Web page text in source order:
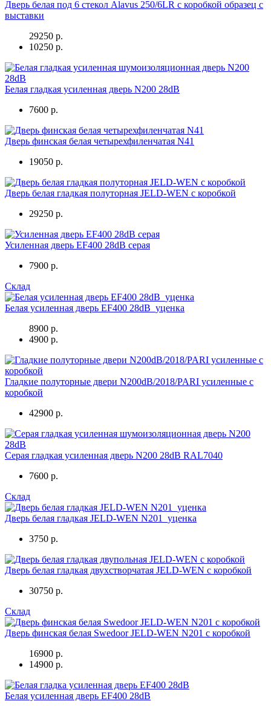
Дверь белая под 6 стекол Alavus 250/6LR с коробкой образец с
выставки
29250 р.
10250 р.
Белая гладкая усиленная дверь N200 28dB
7600 р.
Дверь финская белая четырехфиленчатая N41
19050 р.
Дверь белая гладкая полуторная JELD-WEN с коробкой
29250 р.
Усиленная дверь EF400 28dB серая
7900 р.
Склад
Белая усиленная дверь EF400 28dB_уценка
8900 р.
4900 р.
Гладкие полуторные двери N200dB/2018/PARI усиленные с
коробкой
42900 р.
Серая гладкая усиленная дверь N200 28dB RAL7040
7600 р.
Склад
Дверь белая гладкая JELD-WEN N201_уценка
3750 р.
Дверь белая гладкая двухстворчатая JELD-WEN с коробкой
30750 р.
Склад
Дверь финская белая Swedoor JELD-WEN N201 c коробкой
16900 р.
14900 р.
Белая усиленная дверь EF400 28dB